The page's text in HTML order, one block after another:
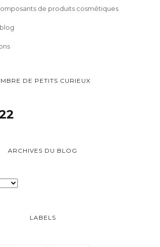
de produits cosmétiques
DE PETITS CURIEUX
ARCHIVES DU BLOG
LABELS